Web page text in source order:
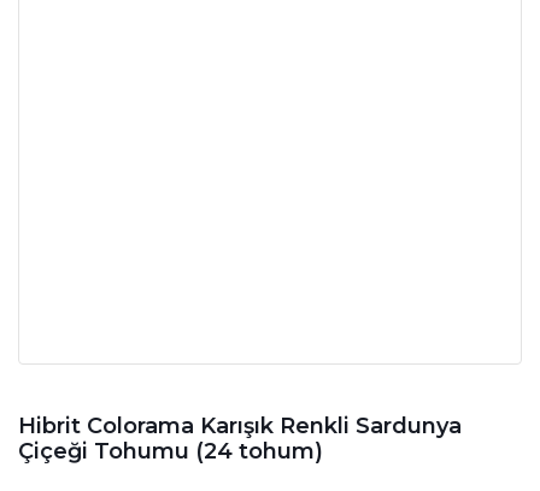
Hibrit Colorama Karışık Renkli Sardunya
Çiçeği Tohumu (24 tohum)